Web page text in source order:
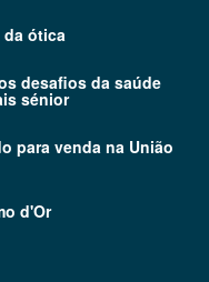
da ótica
desafios da saúde
sénior
para venda na União
d'Or